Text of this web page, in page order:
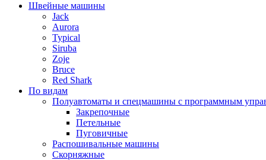
Швейные машины
Jack
Aurora
Typical
Siruba
Zoje
Bruce
Red Shark
По видам
Полуавтоматы и спецмашины с программным
Закрепочные
Петельные
Пуговичные
Распошивальные машины
Скорняжные